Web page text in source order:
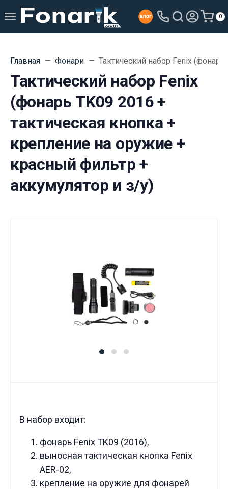
0
Главная Фонари Тактический набор Fenix
Тактический набор Fenix
(фонарь TK09 2016 +
тактическая кнопка +
крепление на оружие +
красный фильтр +
аккумулятор и з/у)
В набор входит:
фонарь Fenix TK09 (2016),
выносная тактическая кнопка Fenix
AER-02,
крепление на оружие для фонарей